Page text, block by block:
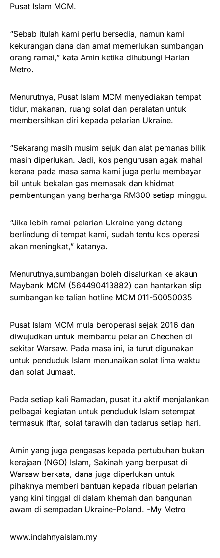
Pusat Islam MCM.
“Sebab itulah kami perlu bersedia, namun kami
kekurangan dana dan amat memerlukan sumbangan
orang ramai,” kata Amin ketika dihubungi Harian
Metro.
Menurutnya, Pusat Islam MCM menyediakan tempat
tidur, makanan, ruang solat dan peralatan untuk
membersihkan diri kepada pelarian Ukraine.
“Sekarang masih musim sejuk dan alat pemanas bilik
masih diperlukan. Jadi, kos pengurusan agak mahal
kerana pada masa sama kami juga perlu membayar
bil untuk bekalan gas memasak dan khidmat
pembentungan yang berharga RM300 setiap minggu.
“Jika lebih ramai pelarian Ukraine yang datang
berlindung di tempat kami, sudah tentu kos operasi
akan meningkat,” katanya.
Menurutnya,sumbangan boleh disalurkan ke akaun
Maybank MCM (564490413882) dan hantarkan slip
sumbangan ke talian hotline MCM 011-50050035
Pusat Islam MCM mula beroperasi sejak 2016 dan
diwujudkan untuk membantu pelarian Chechen di
sekitar Warsaw. Pada masa ini, ia turut digunakan
untuk penduduk Islam menunaikan solat lima waktu
dan solat Jumaat.
Pada setiap kali Ramadan, pusat itu aktif menjalankan
pelbagai kegiatan untuk penduduk Islam setempat
termasuk iftar, solat tarawih dan tadarus setiap hari.
Amin yang juga pengasas kepada pertubuhan bukan
kerajaan (NGO) Islam, Sakinah yang berpusat di
Warsaw berkata, dana juga diperlukan untuk
pihaknya memberi bantuan kepada ribuan pelarian
yang kini tinggal di dalam khemah dan bangunan
awam di sempadan Ukraine-Poland. -My Metro
www.indahnyaislam.my